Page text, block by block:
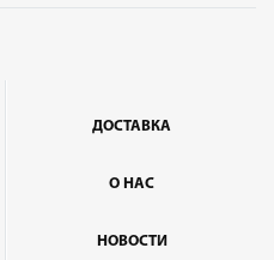
ДОСТАВКА
О НАС
НОВОСТИ